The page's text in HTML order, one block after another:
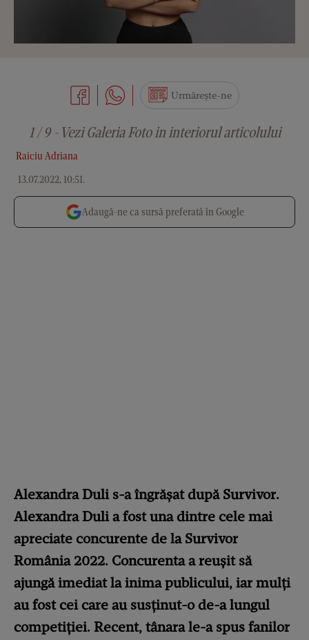
Raiciu Adriana
13.07.2022, 10:51.
Urmărește-ne
1 / 9 - Vezi Galeria Foto in interiorul articolului
Adaugă-ne ca sursă preferată în Google
Alexandra Duli s-a îngrășat după Survivor.
Alexandra Duli a fost una dintre cele mai
apreciate concurente de la Survivor
România 2022. Concurenta a reușit să
ajungă imediat la inima publicului, iar mulți
au fost cei care au susținut-o de-a lungul
competiției. Recent, tânara le-a spus fanilor